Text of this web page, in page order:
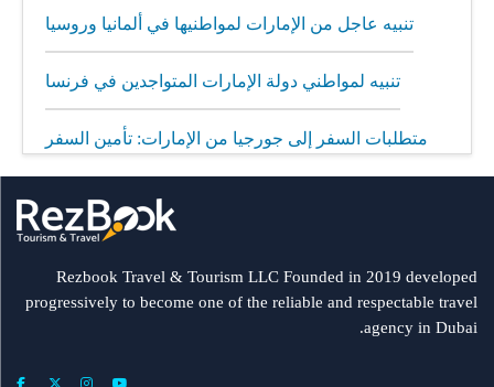
تنبيه عاجل من الإمارات لمواطنيها في ألمانيا وروسيا
تنبيه لمواطني دولة الإمارات المتواجدين في فرنسا
متطلبات السفر إلى جورجيا من الإمارات: تأمين السفر
إلزامي
مطار الشارقة يطلق رحلات مباشرة إلى ميونيخ عبر
فلاي دبي: تأخير بعض الرحلات بسبب الأحوال الجوية
Rezbook Travel & Tourism LLC Founded in 2019 developed
progressively to become one of the reliable and respectable travel
agency in Dubai.